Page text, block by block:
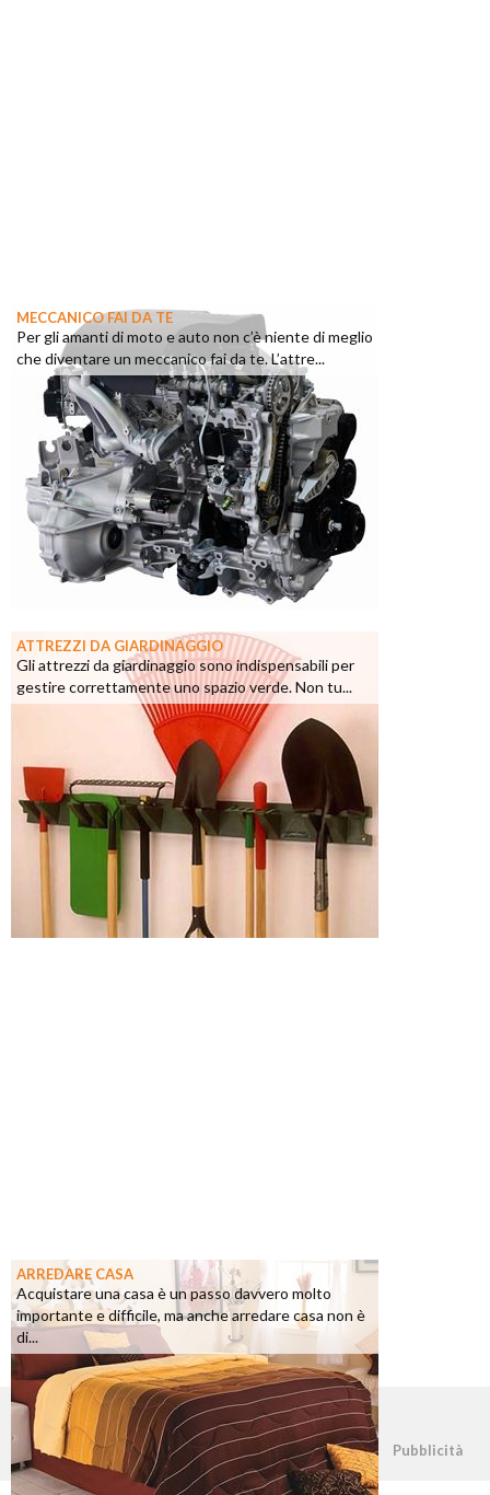
MECCANICO FAI DA TE
Per gli amanti di moto e auto non c’è niente di meglio
che diventare un meccanico fai da te. L’attre...
ATTREZZI DA GIARDINAGGIO
Gli attrezzi da giardinaggio sono indispensabili per
gestire correttamente uno spazio verde. Non tu...
ARREDARE CASA
Acquistare una casa è un passo davvero molto
importante e difficile, ma anche arredare casa non è
di...
©2026 - casapratica.net - p.iva 03338800984 Pubblicità